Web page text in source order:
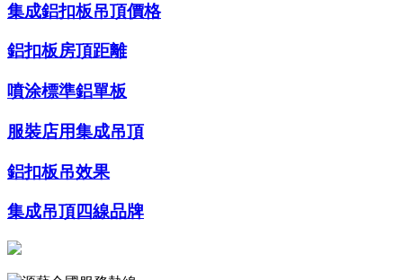
集成鋁扣板吊頂價格
鋁扣板房頂距離
噴涂標準鋁單板
服裝店用集成吊頂
鋁扣板吊效果
集成吊頂四線品牌